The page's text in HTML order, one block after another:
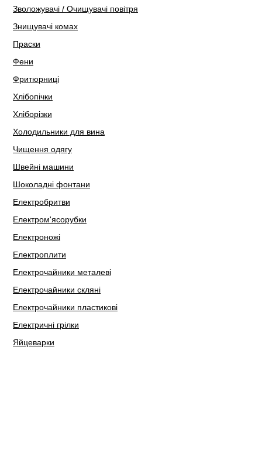
Зволожувачі / Очищувачі повітря
Знищувачі комах
Праски
Фени
Фритюрниці
Хлібопічки
Хліборізки
Холодильники для вина
Чищення одягу
Швейні машини
Шоколадні фонтани
Електробритви
Електром'ясорубки
Електроножі
Електроплити
Електрочайники металеві
Електрочайники скляні
Електрочайники пластикові
Електричні грілки
Яйцеварки